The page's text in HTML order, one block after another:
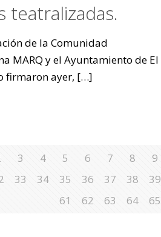
teatralizadas.
de la Comunidad
MARQ y el Ayuntamiento de El
firmaron ayer, […]
3 4 5 6 7 8 9
33 34 35 36 37 38 39
61
62 63 64 65